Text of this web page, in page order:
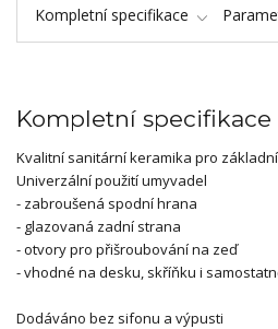
Kompletní specifikace
Kompletní specifikace
Kvalitní sanitární keramika pro
Univerzální použití umyvadel
- zabroušená spodní hrana
- glazovaná zadní strana
- otvory pro přišroubování na zeď
- vhodné na desku, skříňku i
Dodáváno bez sifonu a výpusti